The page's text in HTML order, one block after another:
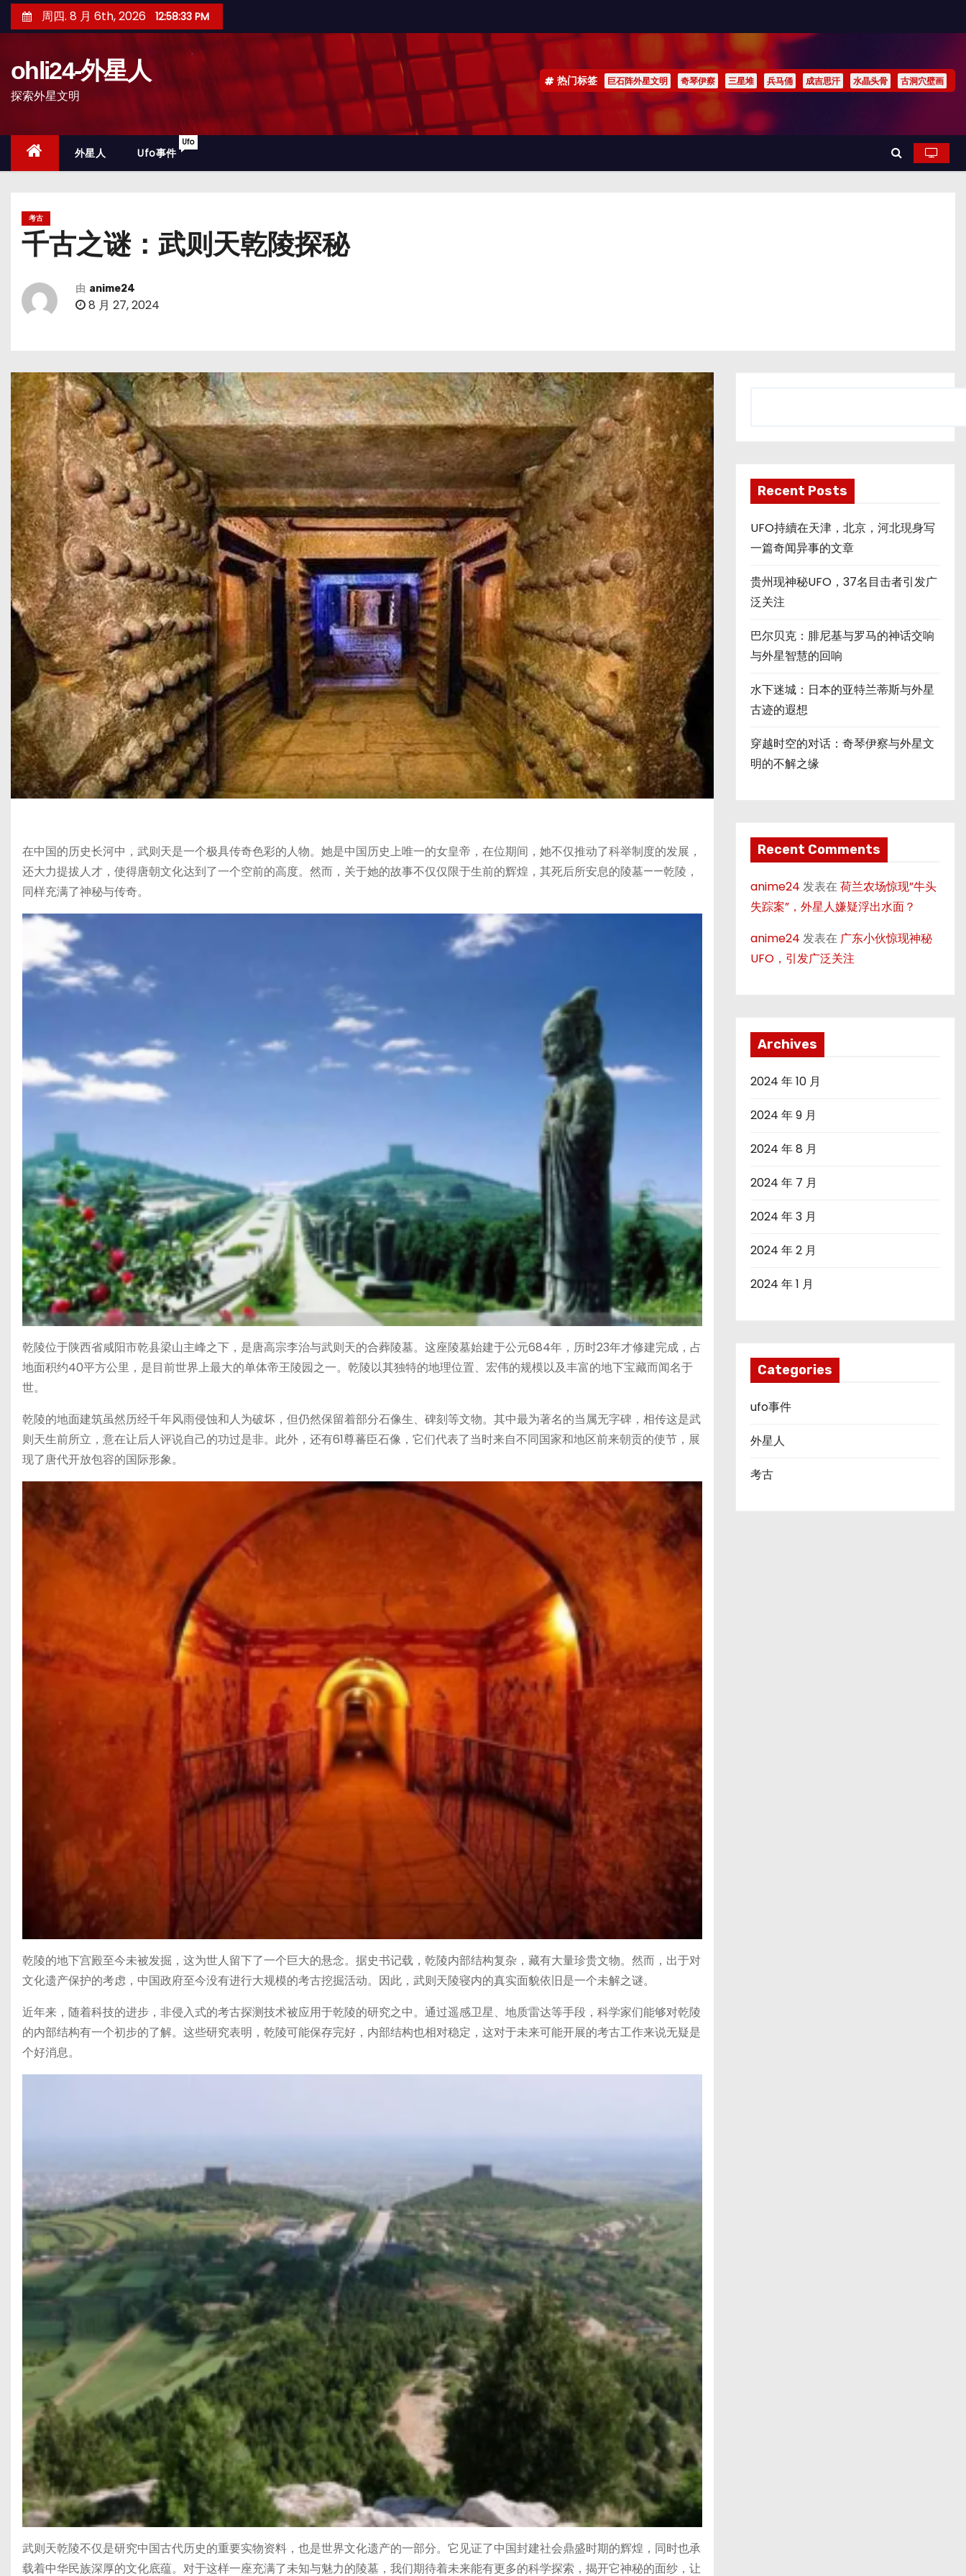
至
周四. 8 月 6th, 2026 12:58:36 PM
ohli24-外星人
探索外星文明
热门标签 巨石阵外星文明 奇琴伊察 三星堆 兵马俑 成吉思汗 水晶头骨 古洞穴壁画
外星人 Ufo事件
Ufo
考古
千古之谜：武则天乾陵探秘
由 anime24
8 月 27, 2024
在中国的历史长河中，武则天是一个极具传奇色彩的人物。她是中国历史上唯一的女皇帝，在位期间，她不仅推动了科举制度的发展，
还大力提拔人才，使得唐朝文化达到了一个空前的高度。然而，关于她的故事不仅仅限于生前的辉煌，其死后所安息的陵墓——乾陵，
同样充满了神秘与传奇。
乾陵位于陕西省咸阳市乾县梁山主峰之下，是唐高宗李治与武则天的合葬陵墓。这座陵墓始建于公元684年，历时23年才修建完成，占
地面积约40平方公里，是目前世界上最大的单体帝王陵园之一。乾陵以其独特的地理位置、宏伟的规模以及丰富的地下宝藏而闻名于
世。
乾陵的地面建筑虽然历经千年风雨侵蚀和人为破坏，但仍然保留着部分石像生、碑刻等文物。其中最为著名的当属无字碑，相传这是武
则天生前所立，意在让后人评说自己的功过是非。此外，还有61尊蕃臣石像，它们代表了当时来自不同国家和地区前来朝贡的使节，展
现了唐代开放包容的国际形象。
乾陵的地下宫殿至今未被发掘，这为世人留下了一个巨大的悬念。据史书记载，乾陵内部结构复杂，藏有大量珍贵文物。然而，出于对
文化遗产保护的考虑，中国政府至今没有进行大规模的考古挖掘活动。因此，武则天陵寝内的真实面貌依旧是一个未解之谜。
近年来，随着科技的进步，非侵入式的考古探测技术被应用于乾陵的研究之中。通过遥感卫星、地质雷达等手段，科学家们能够对乾陵
的内部结构有一个初步的了解。这些研究表明，乾陵可能保存完好，内部结构也相对稳定，这对于未来可能开展的考古工作来说无疑是
个好消息。
武则天乾陵不仅是研究中国古代历史的重要实物资料，也是世界文化遗产的一部分。它见证了中国封建社会鼎盛时期的辉煌，同时也承
载着中华民族深厚的文化底蕴。对于这样一座充满了未知与魅力的陵墓，我们期待着未来能有更多的科学探索，揭开它神秘的面纱，让
Recent Posts
UFO持續在天津，北京，河北現身写
一篇奇闻异事的文章
贵州现神秘UFO，37名目击者引发广
泛关注
巴尔贝克：腓尼基与罗马的神话交响
与外星智慧的回响
水下迷城：日本的亚特兰蒂斯与外星
古迹的遐想
穿越时空的对话：奇琴伊察与外星文
明的不解之缘
Recent Comments
anime24 发表在荷兰农场惊现”牛头
失踪案”，外星人嫌疑浮出水面？
anime24 发表在 广东小伙惊现神秘
UFO，引发广泛关注
Archives
2024 年 10 月
2024 年 9 月
2024 年 8 月
2024 年 7 月
2024 年 3 月
2024 年 2 月
2024 年 1 月
Categories
ufo事件
外星人
考古